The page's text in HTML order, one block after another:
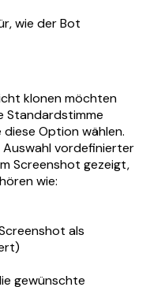
wie der Bot
klonen möchten
Standardstimme
diese Option wählen.
vordefinierter
Screenshot gezeigt,
wie:
als
gewünschte